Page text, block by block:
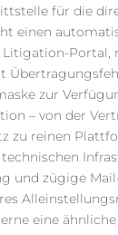
für die
einen
Portal,
zur
– von der
zu reinen
und zügige
eine